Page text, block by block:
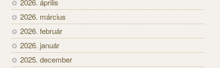
2026. április
2026. március
2026. február
2026. január
2025. december